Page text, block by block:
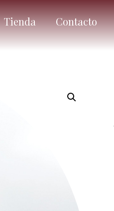
Tienda Contacto